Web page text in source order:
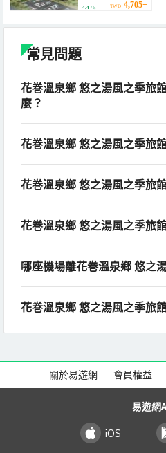
4.4 / 5 TWD 4,705+
常見問題
花巻溫泉鄉 悠之湯風之季旅
麼？
花巻溫泉鄉 悠之湯風之季旅
花巻溫泉鄉 悠之湯風之季旅
花巻溫泉鄉 悠之湯風之季旅
哪座機場離花巻溫泉鄉 悠之
花巻溫泉鄉 悠之湯風之季旅
關於易遊網 會員權益
易遊網
iOS